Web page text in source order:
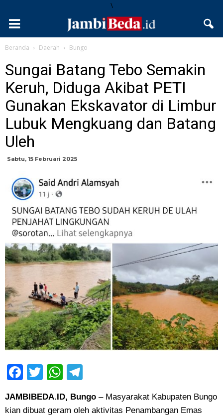
\
Beranda Daerah Bungo
Sungai Batang Tebo Semakin
Keruh, Diduga Akibat PETI
Gunakan Ekskavator di Limbur
Lubuk Mengkuang dan Batang
Uleh
Sabtu, 15 Februari 2025
Facebook
TwitterWhatsApp
JAMBIBEDA.ID, Bungo – Masyarakat Kabupaten Bungo
kian dibuat geram oleh aktivitas Penambangan Emas